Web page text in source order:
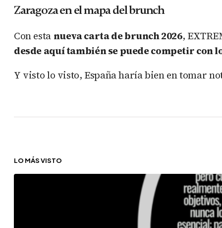
Zaragoza en el mapa del brunch
Con esta nueva carta de brunch 2026,
desde aquí también se puede competir
Y visto lo visto, España haría bien en tomar
LO MÁS VISTO